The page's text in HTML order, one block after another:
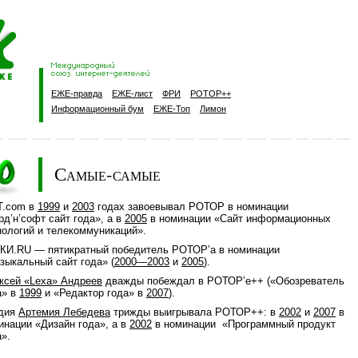
ЕЖЕ-правда ЕЖЕ-лист ФРИ
РОТОР++
Информационный бум
ЕЖЕ-Топ Лимон
Самые-самые
в 1999 и 2003 годах завоевывал РОТОР в номинации
сайт года», а в 2005 в номинации «Сайт информационных
и телекоммуникаций».
— пятикратный победитель РОТОР’a в номинации
сайт года» (2000—2003 и 2005).
«Lexa» Андреев дважды побеждал в РОТОР’e++ («Обозреватель
в 1999 и «Редактор года» в 2007).
Артемия Лебедева трижды выигрывала РОТОР++: в 2002 и 2007 в
«Дизайн года», а в 2002 в номинации «Программный продукт